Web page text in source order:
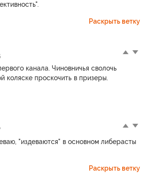
Раскрыть ветку
канала. Чиновничья сволочь
коляске проскочить в призеры.
"издеваются" в основном либерасты
Раскрыть ветку